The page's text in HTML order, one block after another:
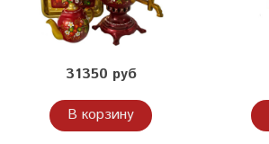
31350 руб
В корзину